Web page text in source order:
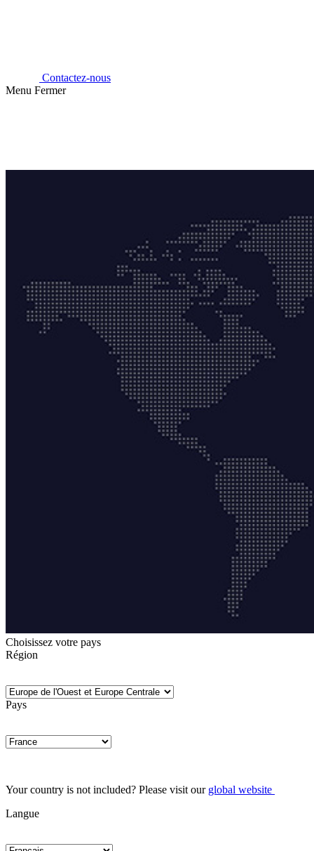
Contactez-nous
Menu Fermer
Choisissez votre pays
Région
Pays
Your country is not included? Please visit our global website
Langue